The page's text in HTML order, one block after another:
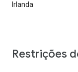
Irlanda
Restrições